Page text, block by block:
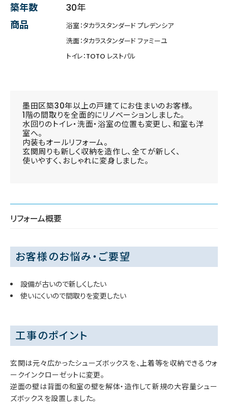
築年数
30年
商品
浴室：タカラスタンダード プレデンシア
洗面：タカラスタンダード ファミーユ
トイレ：TOTO レストパル
墨田区築30年以上の戸建てにお住まいのお客様。
1階の間取りを全面的にリノベーションしました。
水回りのトイレ・洗面・浴室の位置も変更し、和室も洋
室へ。
内装もオールリフォーム。
玄関周りも新しく収納を造作し、全てが新しく、
使いやすく、おしゃれに変身しました。
リフォーム概要
お客様のお悩み・ご要望
設備が古いので新しくしたい
使いにくいので間取りを変更したい
工事のポイント
玄関は元々広かったシューズボックスを、上着等を収納できるウォ
ークインクローゼットに変更。
逆面の壁は背面の和室の壁を解体・造作して新規の大容量シュー
ズボックスを設置しました。